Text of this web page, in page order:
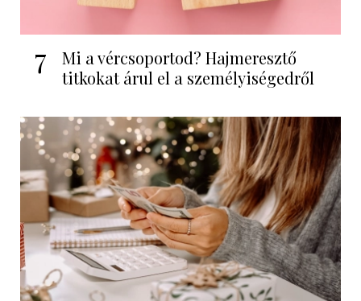
7
Mi a vércsoportod? Hajmeresztő
titkokat árul el a személyiségedről